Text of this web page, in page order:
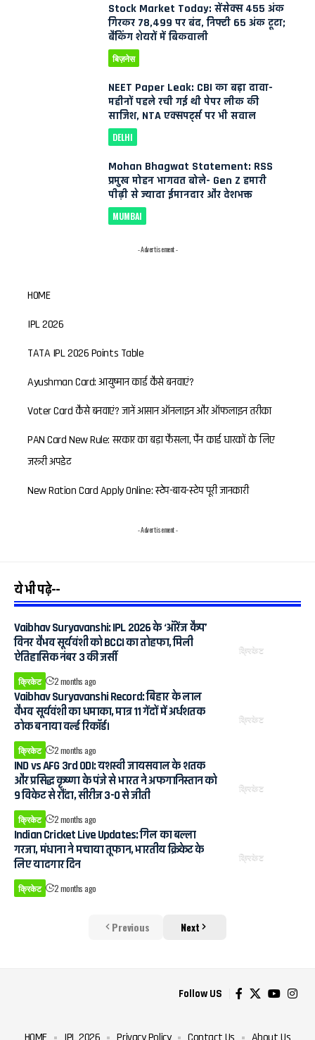
Stock Market Today: सेंसेक्स 455 अंक
गिरकर 78,499 पर बंद, निफ्टी 65 अंक टूटा;
बैंकिंग शेयरों में बिकवाली
बिज़नेस
NEET Paper Leak: CBI का बड़ा दावा-
महीनों पहले रची गई थी पेपर लीक की
साजिश, NTA एक्सपर्ट्स पर भी सवाल
DELHI
Mohan Bhagwat Statement: RSS
प्रमुख मोहन भागवत बोले- Gen Z हमारी
पीढ़ी से ज्यादा ईमानदार और देशभक्त
MUMBAI
- Advertisement -
HOME
IPL 2026
TATA IPL 2026 Points Table
Ayushman Card: आयुष्मान कार्ड कैसे बनवाएं?
Voter Card कैसे बनवाएं? जानें आसान ऑनलाइन और ऑफलाइन तरीका
PAN Card New Rule: सरकार का बड़ा फैसला, पैन कार्ड धारकों के लिए
जरूरी अपडेट
New Ration Card Apply Online: स्टेप-बाय-स्टेप पूरी जानकारी
- Advertisement -
ये भी पढ़े--
क्रिकेट
Vaibhav Suryavanshi: IPL 2026 के ‘ऑरेंज कैप’
विनर वैभव सूर्यवंशी को BCCI का तोहफा, मिली
ऐतिहासिक नंबर 3 की जर्सी
क्रिकेट 2 months ago
क्रिकेट
Vaibhav Suryavanshi Record: बिहार के लाल
वैभव सूर्यवंशी का धमाका, मात्र 11 गेंदों में अर्धशतक
ठोक बनाया वर्ल्ड रिकॉर्ड।
क्रिकेट 2 months ago
क्रिकेट
IND vs AFG 3rd ODI: यशस्वी जायसवाल के शतक
और प्रसिद्ध कृष्णा के पंजे से भारत ने अफगानिस्तान को
9 विकेट से रौंदा, सीरीज 3-0 से जीती
क्रिकेट 2 months ago
क्रिकेट
Indian Cricket Live Updates: गिल का बल्ला
गरजा, मंधाना ने मचाया तूफान, भारतीय क्रिकेट के
लिए यादगार दिन
क्रिकेट 2 months ago
Previous Next
Follow US